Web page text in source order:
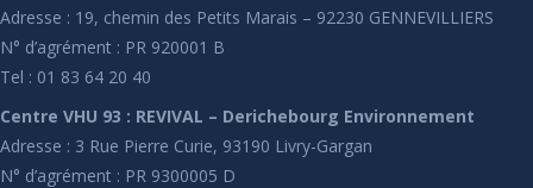
Adresse : 19, chemin des Petits Marais – 92230 GENNEVILLIERS
N° d’agrément : PR 920001 B
Tel : 01 83 64 20 40
Centre VHU 93 : REVIVAL – Derichebourg Environnement
Adresse : 3 Rue Pierre Curie, 93190 Livry-Gargan
N° d’agrément : PR 9300005 D